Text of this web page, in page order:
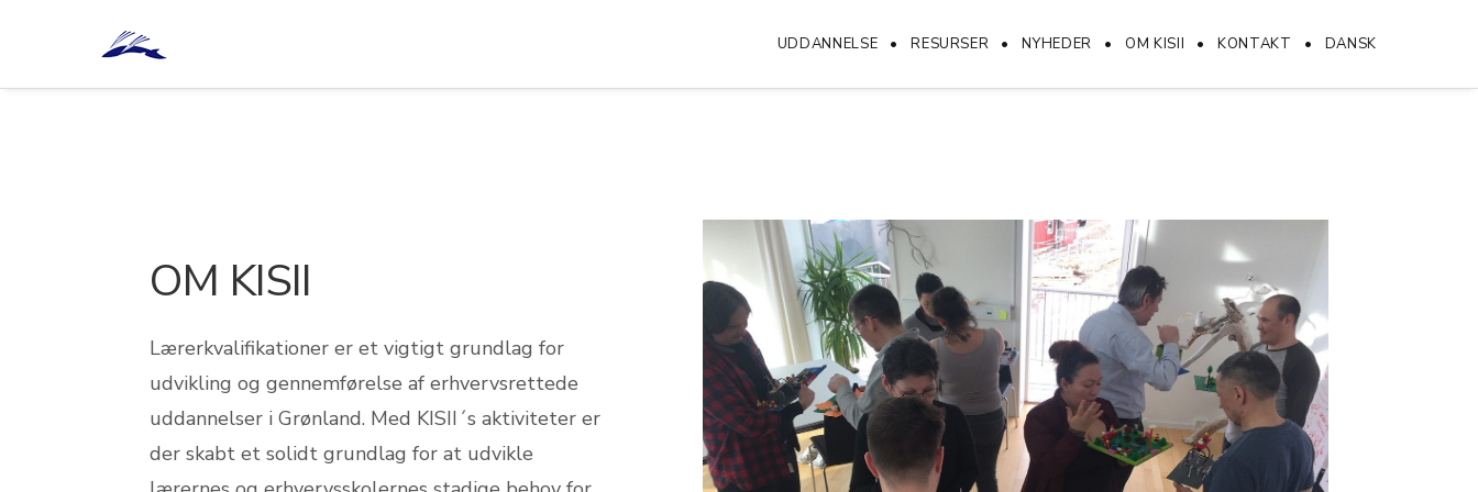
UDDANNELSE RESURSER NYHEDER OM KISII KONTAKT DANSK
OM KISII
Lærerkvalifikationer er et vigtigt grundlag for
udvikling og gennemførelse af erhvervsrettede
uddannelser i Grønland. Med KISII´s aktiviteter er
der skabt et solidt grundlag for at udvikle